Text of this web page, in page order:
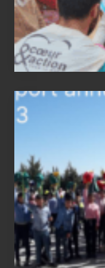
2023
status